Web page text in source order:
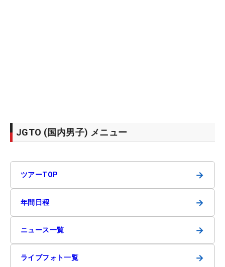
JGTO (国内男子) メニュー
ツアーTOP →
年間日程 →
ニュース一覧 →
ライブフォト一覧 →